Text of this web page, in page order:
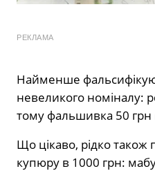
РЕКЛАМА
Найменше
невеликого номіналу:
тому фальшивка 50
Що цікаво, рідко також
купюру в 1000 грн: